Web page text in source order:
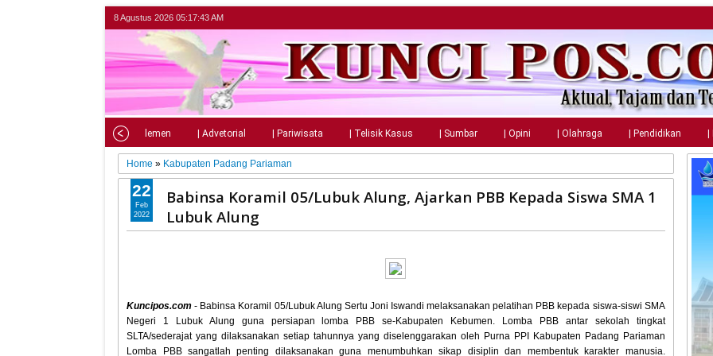
8 Agustus 2026 05:17:44 AM
| Parlemen | Advetorial | Pariwisata | Telisik Kasus | Sumbar | Opini | Olahraga | Pendidikan
Home » Kabupaten Padang Pariaman
Babinsa Koramil 05/Lubuk Alung, Ajarkan PBB Kepada Siswa SMA 1
Lubuk Alung
Kuncipos.com- Babinsa Koramil 05/Lubuk Alung Sertu Joni Iswandi melaksanakan pelatihan PBB kepada siswa-siswi SMA
Negeri 1 Lubuk Alung guna persiapan lomba PBB se-Kabupaten Kebumen. Lomba PBB antar sekolah tingkat
SLTA/sederajat yang dilaksanakan setiap tahunnya yang diselenggarakan oleh Purna PPI Kabupaten Padang Pariaman
Lomba PBB sangatlah penting dilaksanakan guna menumbuhkan sikap disiplin dan membentuk karakter manusia.
22
Feb
2022